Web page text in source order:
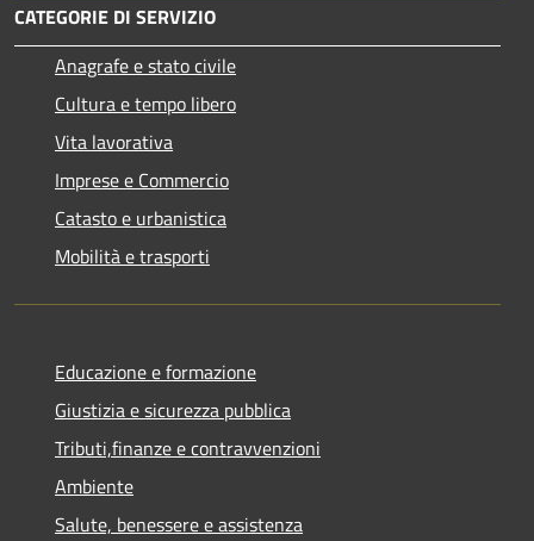
CATEGORIE DI SERVIZIO
Anagrafe e stato civile
Cultura e tempo libero
Vita lavorativa
Imprese e Commercio
Catasto e urbanistica
Mobilità e trasporti
Educazione e formazione
Giustizia e sicurezza pubblica
Tributi,finanze e contravvenzioni
Ambiente
Salute, benessere e assistenza